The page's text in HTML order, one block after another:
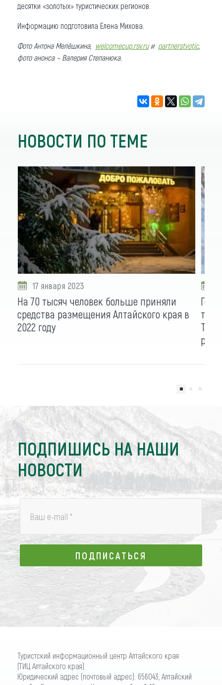
десятки «золотых» туристических регионов.
Информацию подготовила Елена Михова.
Фото Антона Мелёшкина, welcomecup.rsv.ru и partnerstvotic,
фото анонса – Валерия Степанюка.
НОВОСТИ ПО ТЕМЕ
17 января 2023
На 70 тысяч человек больше приняли
средства размещения Алтайского края в
2022 году
Год
ПОДПИШИСЬ НА НАШИ
НОВОСТИ
Ваш e-mail *
ПОДПИСАТЬСЯ
ПОДПИСАТЬСЯ
Туристский информационный центр Алтайского края
(ТИЦ Алтайского края)
Юридический адрес (почтовый адрес): 656043, Алтайский